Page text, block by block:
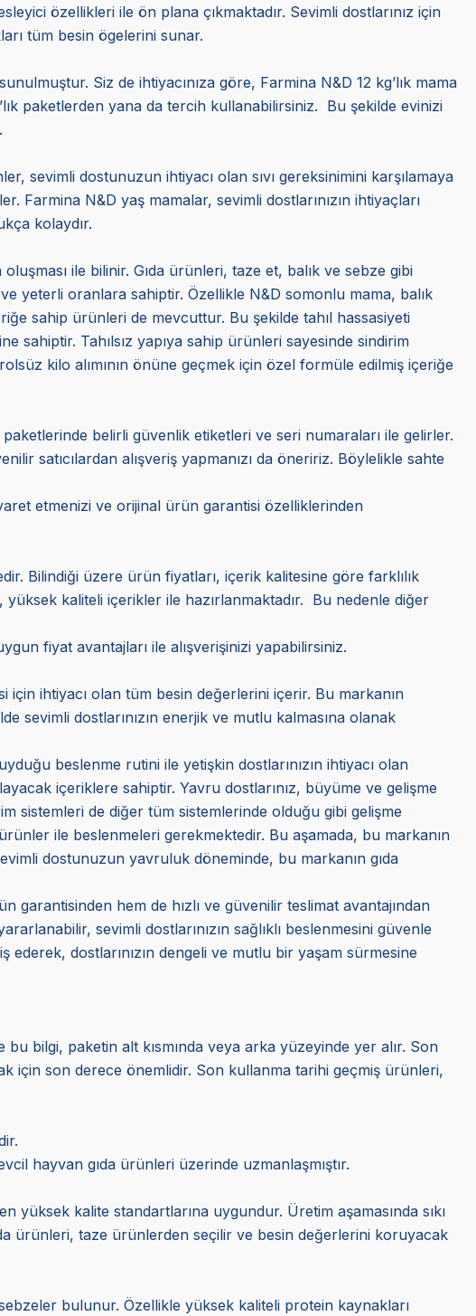
özellikleri ile ön plana çıkmaktadır. Sevimli dostlarınız için
tüm besin ögelerini sunar.
Siz de ihtiyacınıza göre, Farmina N&D 12 kg’lık mama
paketlerden yana da tercih kullanabilirsiniz. Bu şekilde evinizi
sevimli dostunuzun ihtiyacı olan sıvı gereksinimini karşılamaya
Farmina N&D yaş mamalar, sevimli dostlarınızın ihtiyaçları
kolaydır.
ile bilinir. Gıda ürünleri, taze et, balık ve sebze gibi
yeterli oranlara sahiptir. Özellikle N&D somonlu mama, balık
sahip ürünleri de mevcuttur. Bu şekilde tahıl hassasiyeti
sahiptir. Tahılsız yapıya sahip ürünleri sayesinde sindirim
kilo alımının önüne geçmek için özel formüle edilmiş içeriğe
belirli güvenlik etiketleri ve seri numaraları ile gelirler.
satıcılardan alışveriş yapmanızı da öneririz. Böylelikle sahte
etmenizi ve orijinal ürün garantisi özelliklerinden
Bilindiği üzere ürün fiyatları, içerik kalitesine göre farklılık
kaliteli içerikler ile hazırlanmaktadır. Bu nedenle diğer
fiyat avantajları ile alışverişinizi yapabilirsiniz.
için ihtiyacı olan tüm besin değerlerini içerir. Bu markanın
sevimli dostlarınızın enerjik ve mutlu kalmasına olanak
beslenme rutini ile yetişkin dostlarınızın ihtiyacı olan
içeriklere sahiptir. Yavru dostlarınız, büyüme ve gelişme
sistemleri de diğer tüm sistemlerinde olduğu gibi gelişme
ile beslenmeleri gerekmektedir. Bu aşamada, bu markanın
dostunuzun yavruluk döneminde, bu markanın gıda
garantisinden hem de hızlı ve güvenilir teslimat avantajından
sevimli dostlarınızın sağlıklı beslenmesini güvenle
dostlarınızın dengeli ve mutlu bir yaşam sürmesine
bilgi, paketin alt kısmında veya arka yüzeyinde yer alır. Son
için son derece önemlidir. Son kullanma tarihi geçmiş ürünleri,
hayvan gıda ürünleri üzerinde uzmanlaşmıştır.
yüksek kalite standartlarına uygundur. Üretim aşamasında sıkı
ürünleri, taze ürünlerden seçilir ve besin değerlerini koruyacak
bulunur. Özellikle yüksek kaliteli protein kaynakları